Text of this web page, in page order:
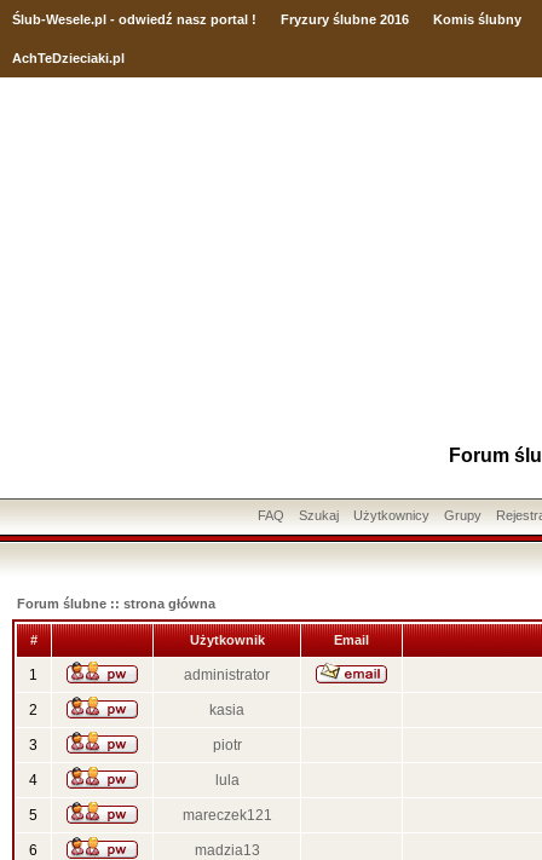
Ślub-Wesele.pl - odwiedź nasz portal ! Fryzury ślubne 2016 Komis ślubny
AchTeDzieciaki.pl
Forum
FAQ Szukaj Użytkownicy Grupy
Forum ślubne :: strona główna
# Użytkownik Email
1 administrator
2 kasia
3 piotr
4 lula
5 mareczek121
6 madzia13